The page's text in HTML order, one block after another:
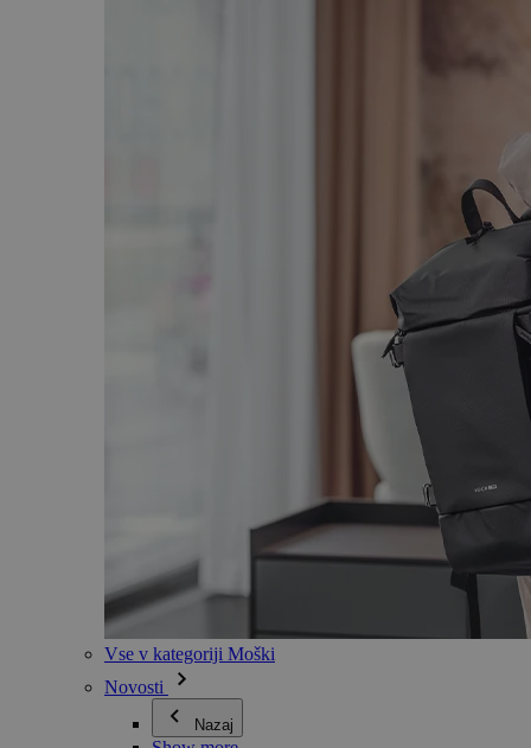
Vse v kategoriji Moški
Novosti
Nazaj